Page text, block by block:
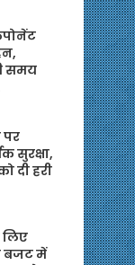
समय
सुरक्षा,
दी हरी
लिए
बजट में